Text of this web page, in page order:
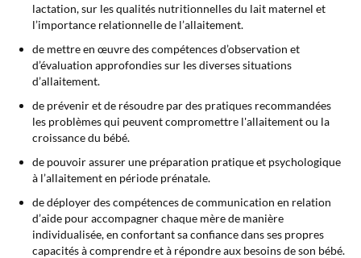
lactation, sur les qualités nutritionnelles du lait maternel et
l’importance relationnelle de l’allaitement.
de mettre en œuvre des compétences d’observation et
d’évaluation approfondies sur les diverses situations
d’allaitement.
de prévenir et de résoudre par des pratiques recommandées
les problèmes qui peuvent compromettre l'allaitement ou la
croissance du bébé.
de pouvoir assurer une préparation pratique et psychologique
à l’allaitement en période prénatale.
de déployer des compétences de communication en relation
d’aide pour accompagner chaque mère de manière
individualisée, en confortant sa confiance dans ses propres
capacités à comprendre et à répondre aux besoins de son bébé.